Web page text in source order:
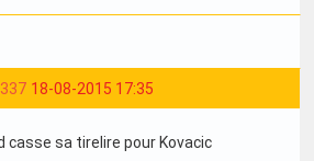
18-08-2015 17:35
casse sa tirelire pour Kovacic